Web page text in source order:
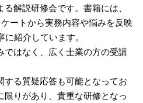
解説研修会です。書籍には、
ートから実務内容や悩みを反映
紹介しています。
ではなく、広く士業の方の受講
る質疑応答も可能となってお
限りがあり、貴重な研修となっ